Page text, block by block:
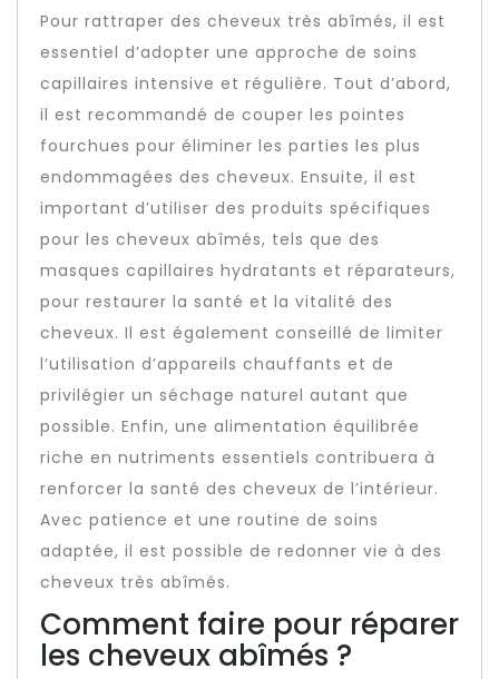
Pour rattraper des cheveux très abîmés, il est
essentiel d’adopter une approche de soins
capillaires intensive et régulière. Tout d’abord,
il est recommandé de couper les pointes
fourchues pour éliminer les parties les plus
endommagées des cheveux. Ensuite, il est
important d’utiliser des produits spécifiques
pour les cheveux abîmés, tels que des
masques capillaires hydratants et réparateurs,
pour restaurer la santé et la vitalité des
cheveux. Il est également conseillé de limiter
l’utilisation d’appareils chauffants et de
privilégier un séchage naturel autant que
possible. Enfin, une alimentation équilibrée
riche en nutriments essentiels contribuera à
renforcer la santé des cheveux de l’intérieur.
Avec patience et une routine de soins
adaptée, il est possible de redonner vie à des
cheveux très abîmés.
Comment faire pour réparer
les cheveux abîmés ?